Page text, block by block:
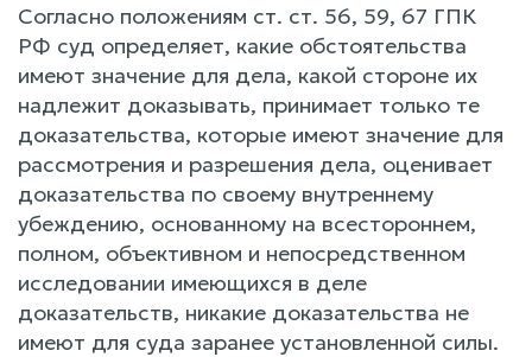
Согласно положениям ст. ст. 56, 59, 67 ГПК
РФ суд определяет, какие обстоятельства
имеют значение для дела, какой стороне их
надлежит доказывать, принимает только те
доказательства, которые имеют значение для
рассмотрения и разрешения дела, оценивает
доказательства по своему внутреннему
убеждению, основанному на всестороннем,
полном, объективном и непосредственном
исследовании имеющихся в деле
доказательств, никакие доказательства не
имеют для суда заранее установленной силы.